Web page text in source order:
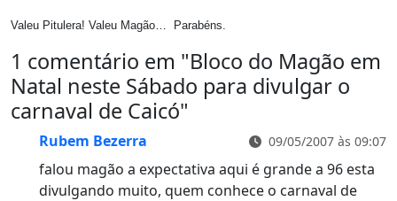
Valeu Pitulera! Valeu Magão… Parabéns.
1 comentário em "Bloco do Magão em
Natal neste Sábado para divulgar o
carnaval de Caicó"
Rubem Bezerra 09/05/2007 às 09:07
falou magão a expectativa aqui é grande a 96 esta
divulgando muito, quem conhece o carnaval de